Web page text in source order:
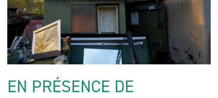
EN PRÉSENCE DE